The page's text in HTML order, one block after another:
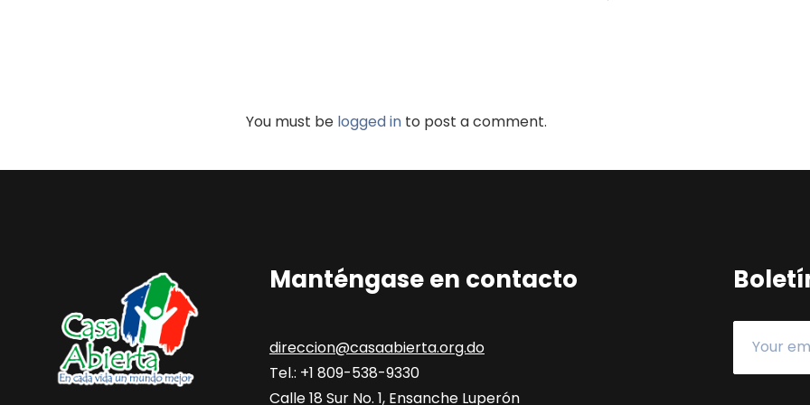
You must be logged in to post a comment.
Manténgase en contacto
direccion@casaabierta.org.do
Tel.: +1 809-538-9330
Calle 18 Sur No. 1, Ensanche Luperón